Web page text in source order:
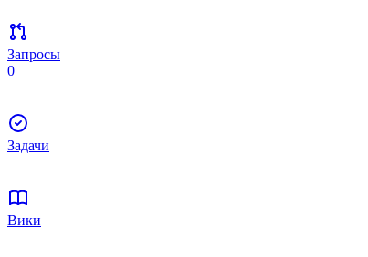
Запросы
0
Задачи
Вики